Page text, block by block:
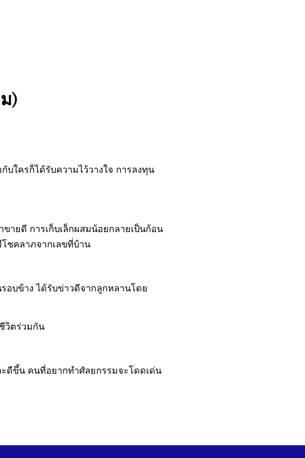
)
บใครก็ได้รับความไว้วางใจ การลงทุน
ายดี การเก็บเล็กผสมน้อยกลายเป็นก้อน
ชคลาภจากเลขที่บ้าน
บข้าง ได้รับข่าวดีจากลูกหลานโดย
วิตร่วมกัน
ดีขึ้น คนที่อยากทำศัลยกรรมจะโดดเด่น